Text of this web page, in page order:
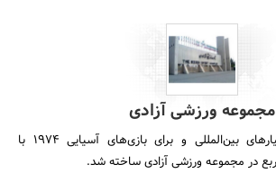
مجموعه ورزشی آزادی
ورزشگاه آزادی، با معیارهای بین‌المللی و برای بازی‌های آسیایی 1974 با